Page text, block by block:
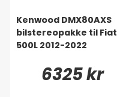
Kenwood DMX80AXS
bilstereopakke til Fiat
500L 2012-2022
6325 kr